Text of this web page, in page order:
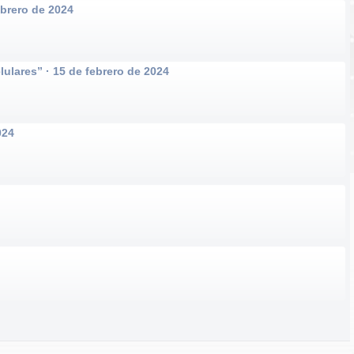
de 2024
· 15 de febrero de 2024